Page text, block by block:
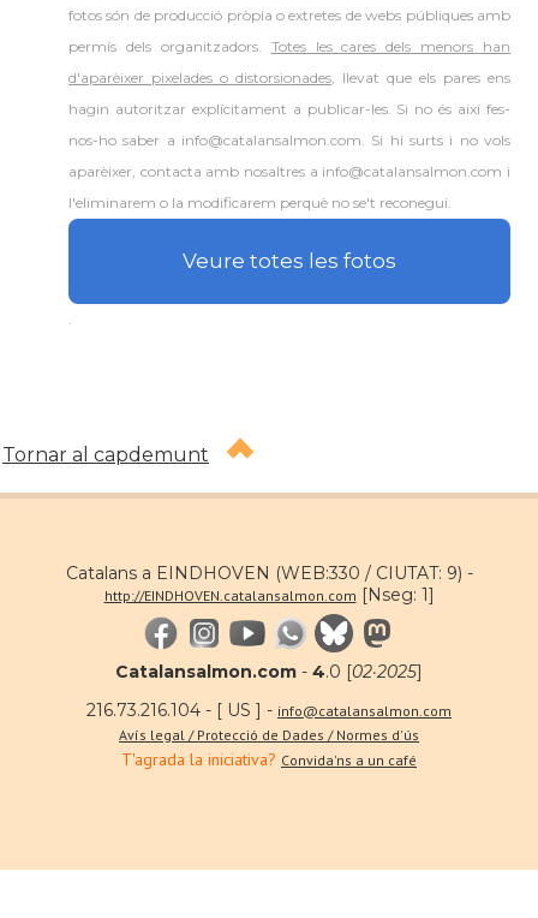
fotos són de producció pròpia o extretes de webs públiques amb
permís dels organitzadors. Totes les cares dels menors han
d'aparèixer pixelades o distorsionades, llevat que els pares ens
hagin autoritzar explícitament a publicar-les. Si no és així fes-
nos-ho saber a info@catalansalmon.com. Si hi surts i no vols
aparèixer, contacta amb nosaltres a info@catalansalmon.com i
l'eliminarem o la modificarem perquè no se't reconegui.
Veure totes les fotos
Tornar al capdemunt
Catalans a EINDHOVEN (WEB:330 / CIUTAT: 9) -
http://EINDHOVEN.catalansalmon.com [Nseg: 1]
Catalansalmon.com - 4.0 [02·2025]
216.73.216.104 - [ US ] - info@catalansalmon.com
Avís legal / Protecció de Dades / Normes d'ús
T'agrada la iniciativa? Convida'ns a un café